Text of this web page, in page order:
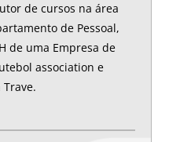
de cursos na área
de Pessoal,
de uma Empresa de
association e